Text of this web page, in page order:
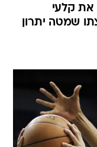
את קלעי
קבוצתו שמטה יתרון